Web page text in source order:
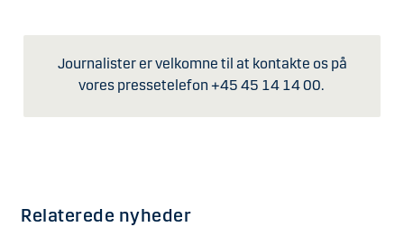
Journalister er velkomne til at kontakte os på
vores pressetelefon +45 45 14 14 00.
Relaterede nyheder